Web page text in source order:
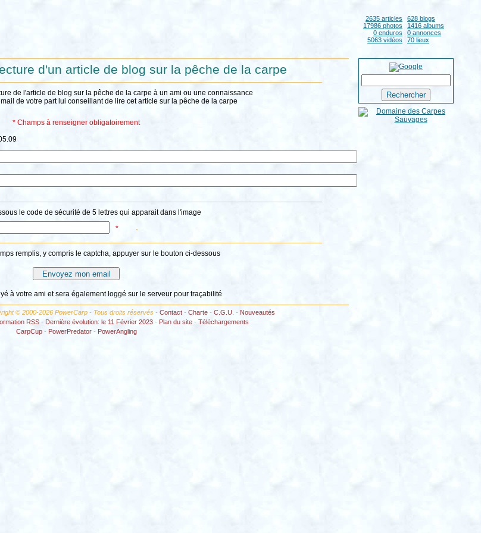
2635 articles
628 blogs
17986 photos
1416 albums
0 enduros
0 annonces
5063 vidéos
70 lieux
d'un article de blog sur la pêche de la carpe
de l'article de blog sur la pêche de la carpe à un ami ou une connaissance
de votre part lui conseillant de lire cet article sur la pêche de la carpe
* Champs à renseigner obligatoirement
le code de sécurité de 5 lettres qui apparait dans l'image
*
remplis, y compris le captcha, appuyer sur le bouton ci-dessous
à votre ami et sera également loggé sur le serveur pour traçabilité
© 2000-2026 PowerCarp - Tous droits réservés - Contact- Charte- C.G.U. - Nouveautés
RSS - Dernière évolution: le 11 Février 2023 - Plan du site - Téléchargements
CarpCup- PowerPredator- PowerAngling